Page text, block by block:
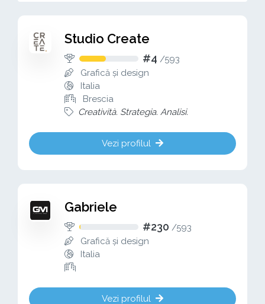
Studio Create
#4 /593
Grafică și design
Italia
Brescia
Creatività. Strategia. Analisi.
Vezi profilul
Gabriele
#230 /593
Grafică și design
Italia
Vezi profilul